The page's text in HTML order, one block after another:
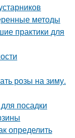
методы
практики для
розы на зиму.
посадки
определить